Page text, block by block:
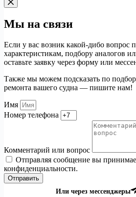
Мы на связи
Если у вас возник какой-дибо вопрос
характеристикам, подбору аналогов
оставьте заявку через форму или
Также мы можем подсказать по
ремонта вашего судна — пишите нам!
Имя
Номер телефона
Комментарий или вопрос
Отправляя сообщение вы
конфиденциальности.
Отправить
Или через мессенджеры